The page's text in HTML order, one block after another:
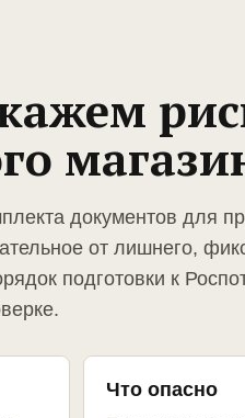
документов для
от лишнего,
подготовки к
Что опасно